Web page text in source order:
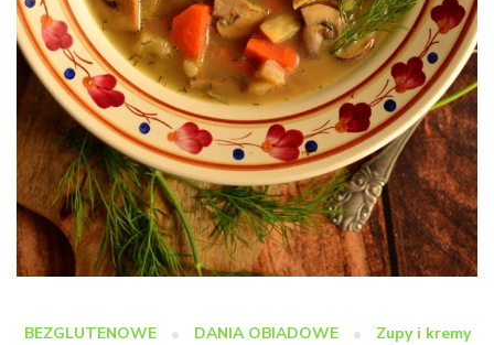
BEZGLUTENOWE DANIA OBIADOWE Zupy i kremy